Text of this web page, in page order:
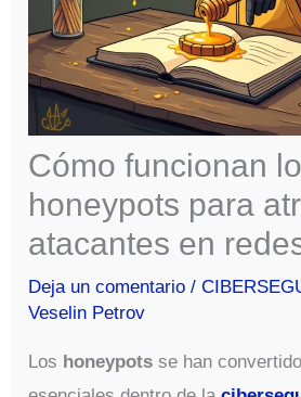
Cómo funcionan
honeypots para
atacantes en
Deja un comentario /
Veselin Petrov
Los honeypots se han